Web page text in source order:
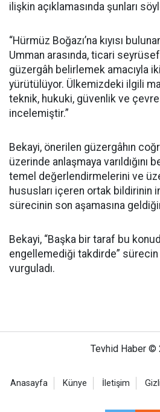
ilişkin açıklamasında şunları
“Hürmüz Boğazı’na kıyısı
Umman arasında, ticari
güzergâh belirlemek amacıyla
yürütülüyor. Ülkemizdeki ilgili
teknik, hukuki, güvenlik ve
incelemiştir.”
Bekayi, önerilen güzergâhın
üzerinde anlaşmaya varıldığını
temel değerlendirmelerini ve
hususları içeren ortak bildirinin
sürecinin son aşamasına
Bekayi, “Başka bir taraf bu
engellemediği takdirde” sürecin
vurguladı.
Tevhid Haber ©
Anasayfa Künye İletişim